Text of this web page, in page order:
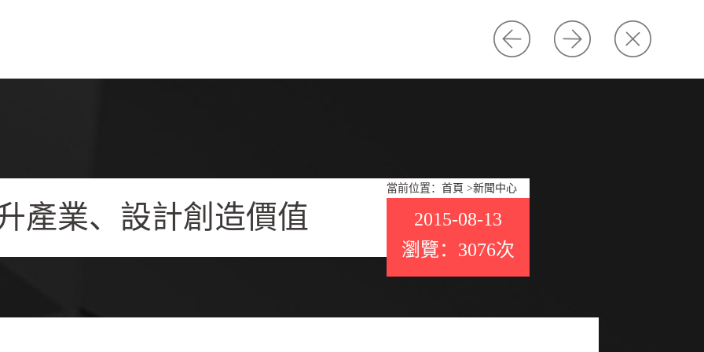
產業、設計創造價值
當前位置： 首頁 >新聞中心
2015-08-13
瀏覽：3076次